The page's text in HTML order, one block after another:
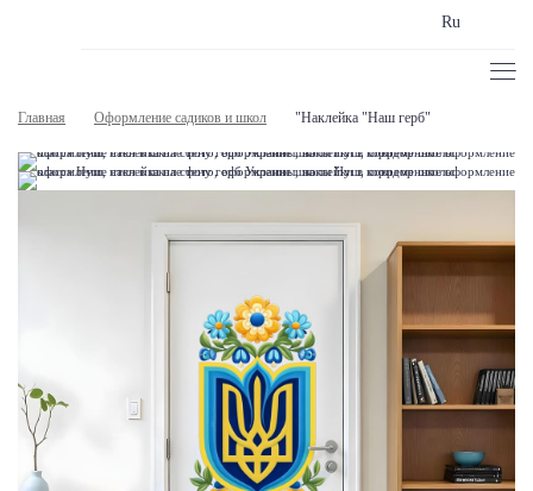
Ru
Главная Оформление садиков и школ "Наклейка "Наш герб"